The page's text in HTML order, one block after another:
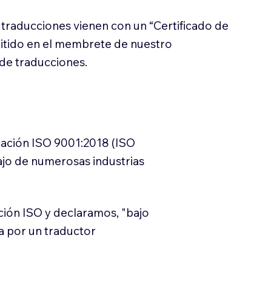
vienen con un “Certificado de
en el membrete de nuestro
traducciones.
ISO 9001:2018 (ISO
de numerosas industrias
ISO y declaramos, "bajo
por un traductor